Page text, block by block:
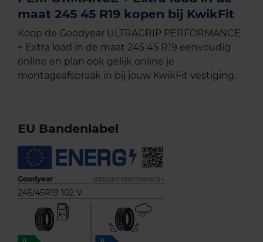
maat 245 45 R19 kopen bij KwikFit
Koop de Goodyear ULTRAGRIP PERFORMANCE
+ Extra load in de maat 245 45 R19 eenvoudig
online en plan ook gelijk online je
montageafspraak in bij jouw KwikFit vestiging.
EU Bandenlabel
Goodyear ULTRAGRIP PERFORMANCE +
245/45R19 102 V